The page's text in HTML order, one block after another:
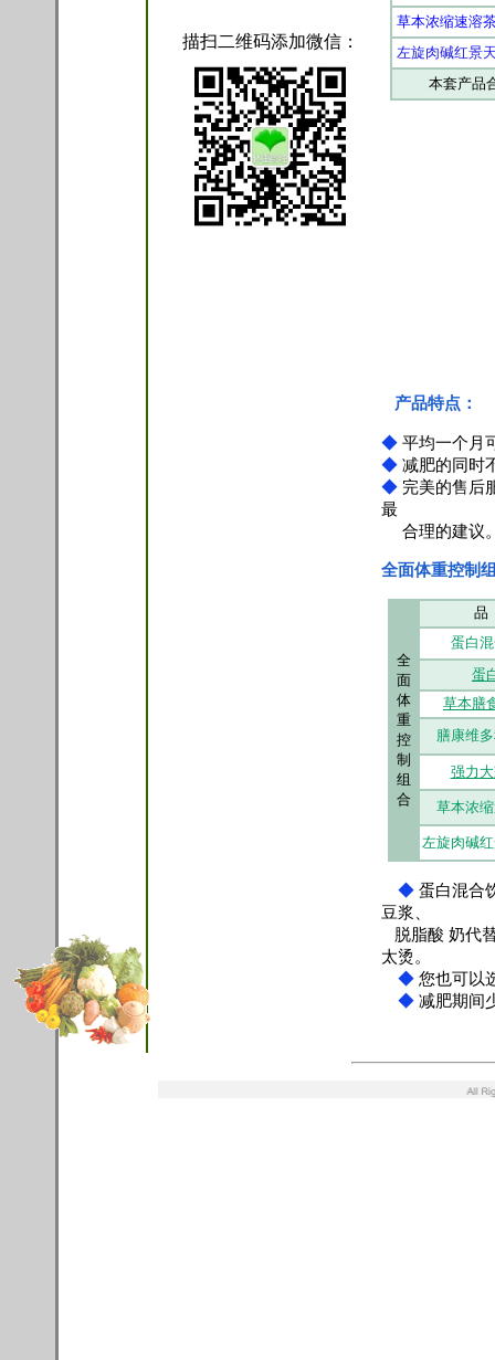
描扫二维码添加微信：
草本浓缩速溶
左旋肉碱红景
本套产品
产品特点：
◆ 平均一个月
◆ 减肥的同时
◆ 完美的售后
最
合理的建议
全面体重控制
全
面
体
重
控
制
组
合
品
蛋白
蛋
草本膳
膳康维
强力
草本浓
左旋肉碱
◆ 蛋白混合
豆浆、
脱脂酸 奶代
太烫。
◆ 您也可以
◆ 减肥期间